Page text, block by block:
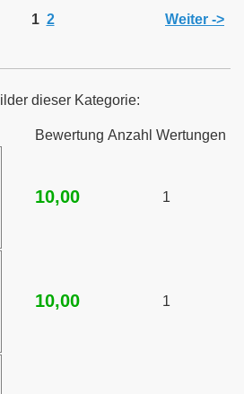
1 2 Weiter ->
dieser Kategorie:
Bewertung Anzahl Wertungen
10,00 1
10,00 1